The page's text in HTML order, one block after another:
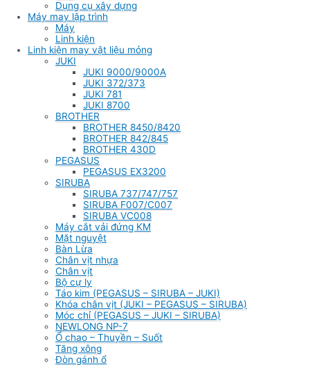
Dụng cụ xây dựng
Máy may lập trình
Máy
Linh kiện
Linh kiện may vật liệu mỏng
JUKI
JUKI 9000/9000A
JUKI 372/373
JUKI 781
JUKI 8700
BROTHER
BROTHER 8450/8420
BROTHER 842/845
BROTHER 430D
PEGASUS
PEGASUS EX3200
SIRUBA
SIRUBA 737/747/757
SIRUBA F007/C007
SIRUBA VC008
Máy cắt vải đứng KM
Mặt nguyệt
Bàn Lừa
Chân vịt nhựa
Chân vịt
Bộ cự ly
Táo kim (PEGASUS – SIRUBA – JUKI)
Khóa chân vịt (JUKI – PEGASUS – SIRUBA)
Móc chỉ (PEGASUS – JUKI – SIRUBA)
NEWLONG NP-7
Ổ chao – Thuyền – Suốt
Tăng xông
Đòn gánh ổ